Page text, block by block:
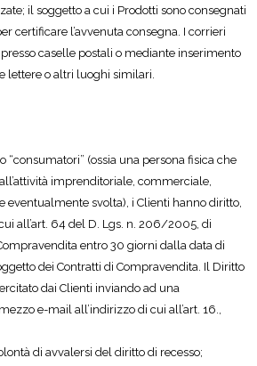
il soggetto a cui i Prodotti sono consegnati
certificare l’avvenuta consegna. I corrieri
caselle postali o mediante inserimento
lettere o altri luoghi similari.
(ossia una persona fisica che
imprenditoriale, commerciale,
eventualmente svolta), i Clienti hanno diritto,
all’art. 64 del D. Lgs. n. 206/2005, di
entro 30 giorni dalla data di
dei Contratti di Compravendita. Il Diritto
dai Clienti inviando ad una
e-mail all’indirizzo di cui all’art. 16.,
di avvalersi del diritto di recesso;